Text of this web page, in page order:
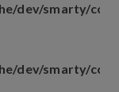
dev/smarty/
dev/smarty/